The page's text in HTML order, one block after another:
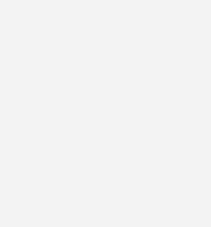
Gemeinden ideale Lösungen
Wind und Solar voll